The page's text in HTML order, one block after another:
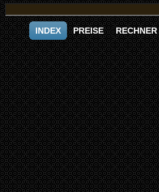
INDEX PREISE RECHNER